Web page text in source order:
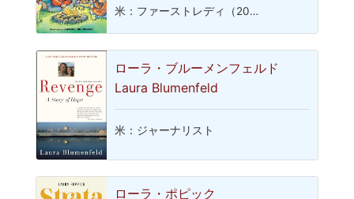
米：ファーストレディ（20…
ローラ・ブルーメンフェルド
Laura Blumenfeld
米：ジャーナリスト
ローラ・ポピック